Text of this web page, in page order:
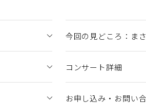
今回の見どころ：ま
コンサート詳細
お申し込み・お問い